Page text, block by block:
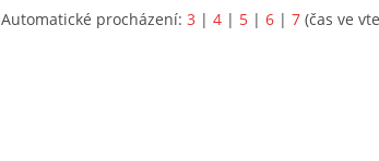
Automatické procházení: 3 | 4 | 5 | 6 | 7 (čas ve